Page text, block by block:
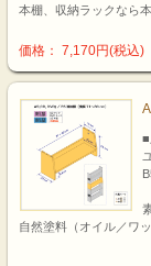
本棚、収納ラックなら
価格： 7,170円(税込)
■
自然塗料（オイル／ワ